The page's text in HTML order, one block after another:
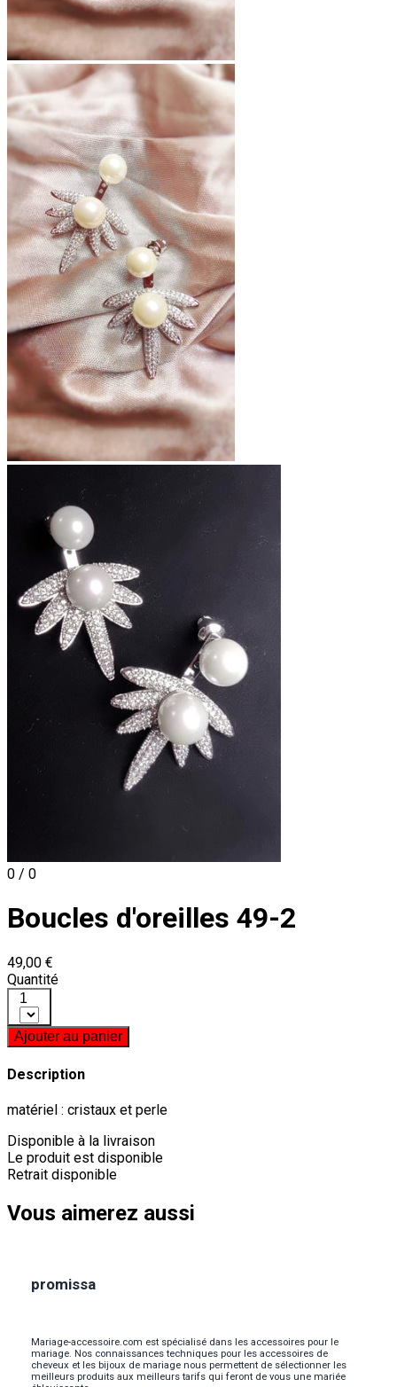
0 / 0
Boucles d'oreilles 49-2
49,00 €
Quantité
1
Ajouter au panier
Description
matériel : cristaux et perle
Disponible à la livraison
Le produit est disponible
Retrait disponible
Vous aimerez aussi
promissa
Mariage-accessoire.com est spécialisé dans les accessoires pour le
mariage. Nos connaissances techniques pour les accessoires de
cheveux et les bijoux de mariage nous permettent de sélectionner les
meilleurs produits aux meilleurs tarifs qui feront de vous une mariée